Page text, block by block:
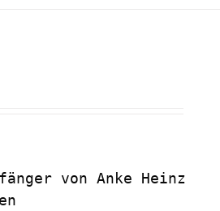
von Anke Heinz